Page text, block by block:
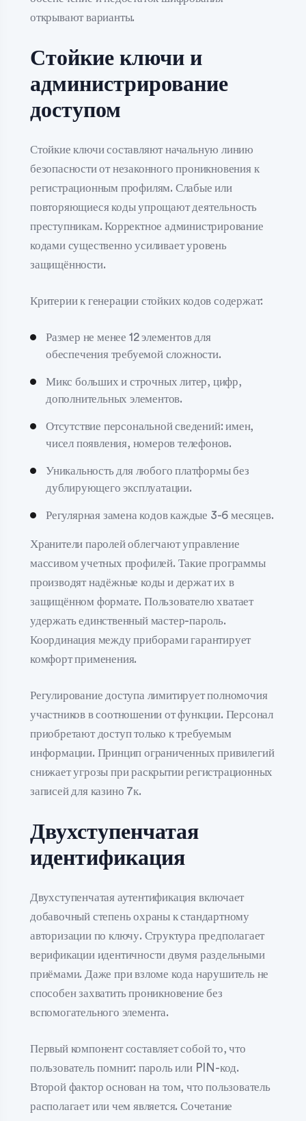
открывают варианты.
Стойкие ключи и
администрирование
доступом
Стойкие ключи составляют начальную линию
безопасности от незаконного проникновения к
регистрационным профилям. Слабые или
повторяющиеся коды упрощают деятельность
преступникам. Корректное администрирование
кодами существенно усиливает уровень
защищённости.
Критерии к генерации стойких кодов содержат:
Размер не менее 12 элементов для
обеспечения требуемой сложности.
Микс больших и строчных литер, цифр,
дополнительных элементов.
Отсутствие персональной сведений: имен,
чисел появления, номеров телефонов.
Уникальность для любого платформы без
дублирующего эксплуатации.
Регулярная замена кодов каждые 3-6 месяцев.
Хранители паролей облегчают управление
массивом учетных профилей. Такие программы
производят надёжные коды и держат их в
защищённом формате. Пользователю хватает
удержать единственный мастер-пароль.
Координация между приборами гарантирует
комфорт применения.
Регулирование доступа лимитирует полномочия
участников в соотношении от функции. Персонал
приобретают доступ только к требуемым
информации. Принцип ограниченных привилегий
снижает угрозы при раскрытии регистрационных
записей для казино 7к.
Двухступенчатая
идентификация
Двухступенчатая аутентификация включает
добавочный степень охраны к стандартному
авторизации по ключу. Структура предполагает
верификации идентичности двумя раздельными
приёмами. Даже при взломе кода нарушитель не
способен захватить проникновение без
вспомогательного элемента.
Первый компонент составляет собой то, что
пользователь помнит: пароль или PIN-код.
Второй фактор основан на том, что пользователь
располагает или чем является. Сочетание